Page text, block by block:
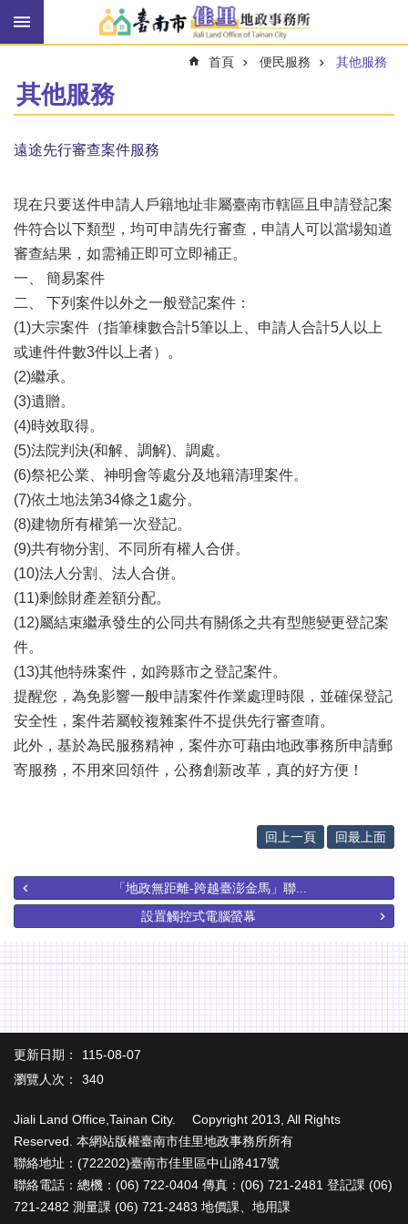
跳到主要內容區塊
搜
搜
尋
快
報
機
關
簡
介
線
上
申
辦
與
查
詢
便
民
服
務
民
意
交
流
下
載
專
區
主
他
服
務
籍
圖
價
登
未
辦
繼
承
首頁 便民服務 其他服務
其他服務
遠途先行審查案件服務
現在只要送件申請人戶籍地址非屬臺南市轄區且申請登記案
件符合以下類型，均可申請先行審查，申請人可以當場知道
審查結果，如需補正即可立即補正。
一、 簡易案件
二、 下列案件以外之一般登記案件：
(1)大宗案件（指筆棟數合計5筆以上、申請人合計5人以上
或連件件數3件以上者）。
(2)繼承。
(3)遺贈。
(4)時效取得。
(5)法院判決(和解、調解)、調處。
(6)祭祀公業、神明會等處分及地籍清理案件。
(7)依土地法第34條之1處分。
(8)建物所有權第一次登記。
(9)共有物分割、不同所有權人合併。
(10)法人分割、法人合併。
(11)剩餘財產差額分配。
(12)屬結束繼承發生的公同共有關係之共有型態變更登記案
件。
(13)其他特殊案件，如跨縣市之登記案件。
提醒您，為免影響一般申請案件作業處理時限，並確保登記
安全性，案件若屬較複雜案件不提供先行審查唷。
此外，基於為民服務精神，案件亦可藉由地政事務所申請郵
寄服務，不用來回領件，公務創新改革，真的好方便！
回上一頁 回最上面
「地政無距離-跨越臺澎金馬」聯...
設置觸控式電腦螢幕
更新日期：
115-08-07
瀏覽人次：
340
Jiali Land Office,Tainan City. Copyright 2013, All Rights
Reserved. 本網站版權臺南市佳里地政事務所所有
聯絡地址：(722202)臺南市佳里區中山路417號
聯絡電話：總機：(06) 722-0404 傳真：(06) 721-2481 登記課 (06)
721-2482 測量課 (06) 721-2483 地價課、地用課